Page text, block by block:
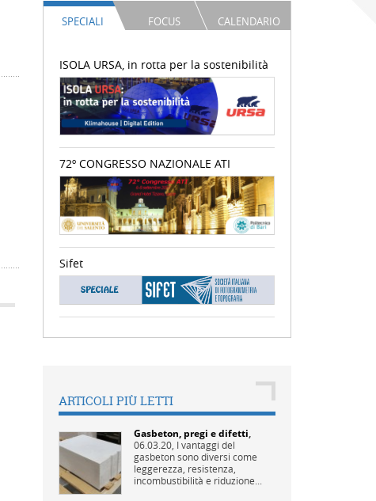
SPECIALI FOCUS CALENDARIO
ISOLA URSA, in rotta per la sostenibilità
72º CONGRESSO NAZIONALE ATI
Sifet
ARTICOLI PIÙ LETTI
Gasbeton, pregi e difetti,
06.03.20, I vantaggi del
gasbeton sono diversi come
leggerezza, resistenza,
incombustibilità e riduzione...